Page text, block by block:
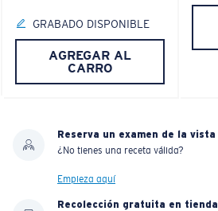
GRABADO DISPONIBLE
AGREGAR AL
CARRO
Reserva un examen de la vista
¿No tienes una receta válida?
Empieza aquí
Recolección gratuita en tienda